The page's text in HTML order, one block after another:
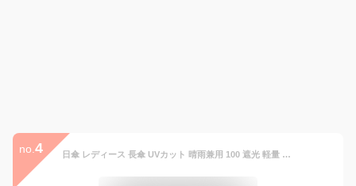
no. 4 日傘 レディース 長傘 UVカット 晴雨兼用 100 遮光 軽量 UV 99.9%以上 遮熱効果 ヒートカット 花柄 レース パラソル a.s.s.a (FL130/ネイビー)